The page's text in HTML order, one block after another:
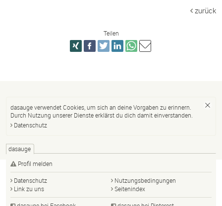
zurück
Teilen
dasauge verwendet Cookies, um sich an deine Vorgaben zu erinnern.
Durch Nutzung unserer Dienste erklärst du dich damit einverstanden.
Datenschutz
dasauge
Profil melden
Datenschutz
Nutzungsbedingungen
Link zu uns
Seitenindex